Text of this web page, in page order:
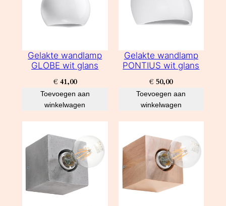
Gelakte wandlamp
GLOBE wit glans
€ 41,00
Toevoegen aan
winkelwagen
Gelakte wandlamp
PONTIUS wit glans
€ 50,00
Toevoegen aan
winkelwagen